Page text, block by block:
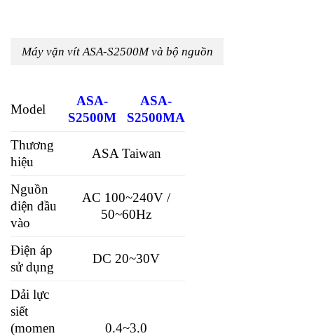
Máy vặn vít ASA-S2500M và bộ nguồn
Model
ASA-
S2500M
ASA-
S2500MA
Thương
hiệu
ASA Taiwan
Nguồn
điện đầu
vào
AC 100~240V /
50~60Hz
Điện áp
sử dụng
DC 20~30V
Dải lực
siết
(momen
0.4~3.0